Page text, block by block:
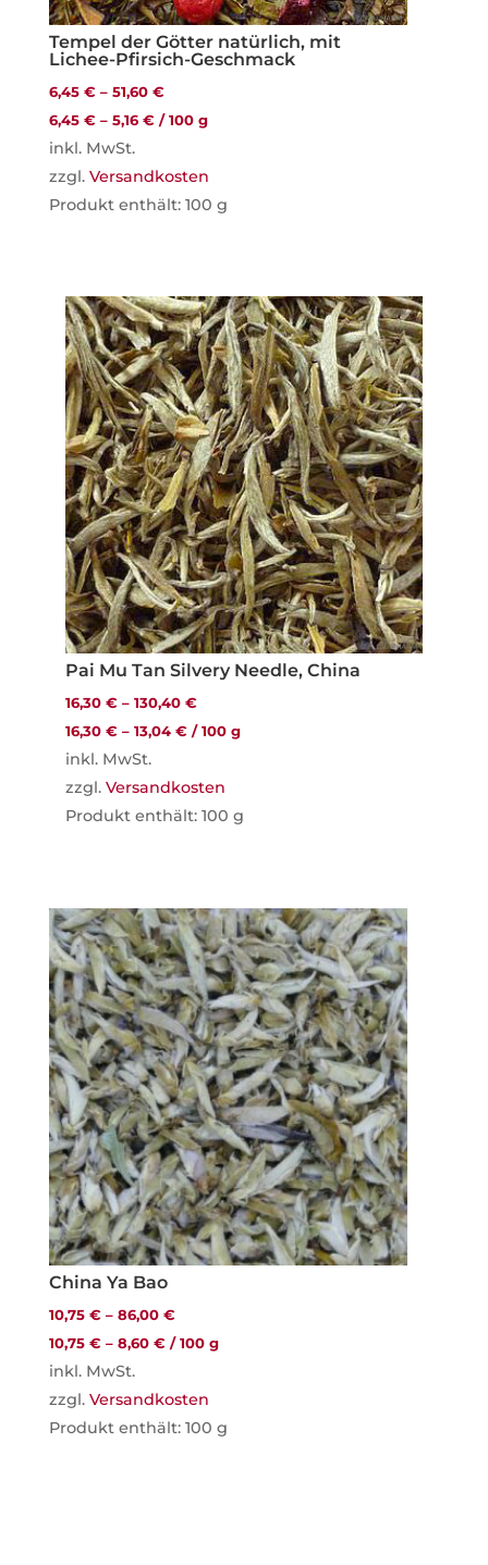
Tempel der Götter natürlich, mit
Lichee-Pfirsich-Geschmack
6,45€ –51,60€
6,45€ –5,16€ /100 g
inkl. MwSt.
zzgl.Versandkosten
Produkt enthält: 100g
Pai Mu Tan Silvery Needle, China
16,30 €– 130,40 €
16,30 €– 13,04 €/100 g
inkl. MwSt.
zzgl. Versandkosten
Produkt enthält: 100 g
China Ya Bao
10,75€ –86,00€
10,75€ –8,60€ /100 g
inkl. MwSt.
zzgl.Versandkosten
Produkt enthält: 100g